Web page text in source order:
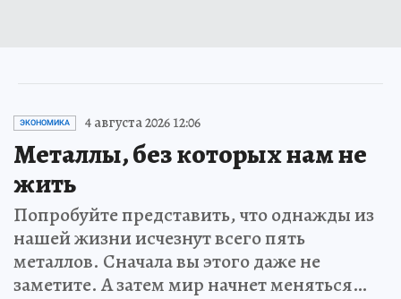
ЭКОНОМИКА 4 августа 2026 12:06
Металлы, без которых нам не
жить
Попробуйте представить, что однажды из
нашей жизни исчезнут всего пять
металлов. Сначала вы этого даже не
заметите. А затем мир начнет меняться…